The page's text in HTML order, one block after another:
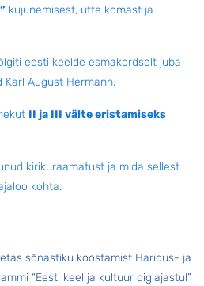
kujunemisest, ütte komast ja
eesti keelde esmakordselt juba
Karl August Hermann.
II ja III välte eristamiseks
kirikuraamatust ja mida sellest
kohta.
sõnastiku koostamist Haridus- ja
“Eesti keel ja kultuur digiajastul”